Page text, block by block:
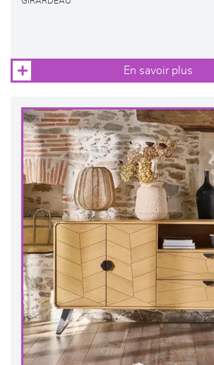
En savoir plus